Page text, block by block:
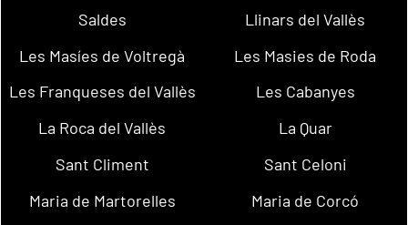
Saldes
Llinars del Vallès
Les Masíes de Voltregà
Les Masies de Roda
Les Franqueses del Vallès
Les Cabanyes
La Roca del Vallès
La Quar
Sant Climent
Sant Celoni
Maria de Martorelles
Maria de Corcó